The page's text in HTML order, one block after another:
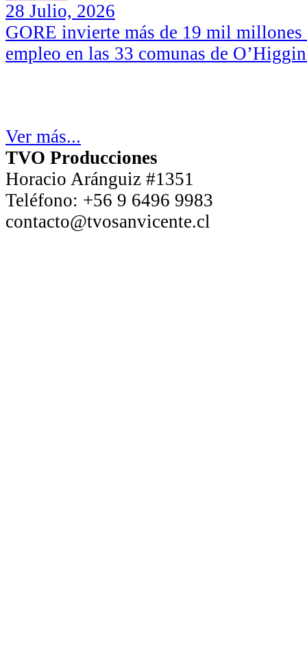
28 Julio, 2026
GORE invierte más de 19 mil millones
empleo en las 33 comunas de
Ver más...
TVO Producciones
Horacio Aránguiz #1351
Teléfono: +56 9 6496 9983
contacto@tvosanvicente.cl